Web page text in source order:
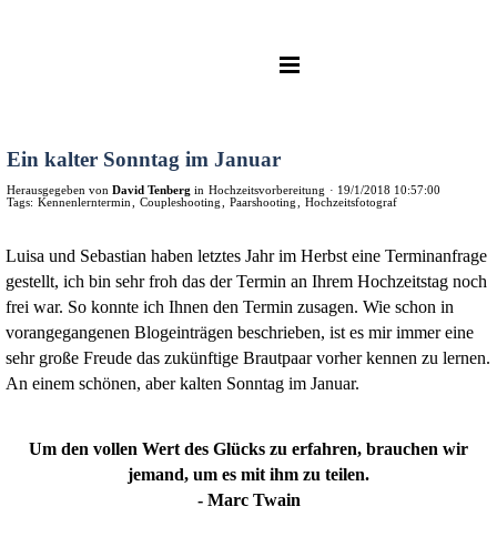
Ein kalter Sonntag im Januar
Herausgegeben von David Tenberg in Hochzeitsvorbereitung · 19/1/2018 10:57:00
Tags: Kennenlerntermin Coupleshooting Paarshooting Hochzeitsfotograf
Luisa und Sebastian haben letztes Jahr im Herbst eine Terminanfrage
gestellt, ich bin sehr froh das der Termin an Ihrem Hochzeitstag noch
frei war. So konnte ich Ihnen den Termin zusagen. Wie schon in
vorangegangenen Blogeinträgen beschrieben, ist es mir immer eine
sehr große Freude das zukünftige Brautpaar vorher kennen zu lernen.
An einem schönen, aber kalten Sonntag im Januar.
Um den vollen Wert des Glücks zu erfahren, brauchen wir
jemand, um es mit ihm zu teilen.
- Marc Twain